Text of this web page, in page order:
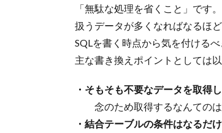
「無駄な処理を省くこと」です。
扱うデータが多くなればなるほ
SQLを書く時点から気を付けるべ
主な書き換えポイントとしては以
・そもそも不要なデータを取得
念のため取得するなんてのは
・結合テーブルの条件はなるだ